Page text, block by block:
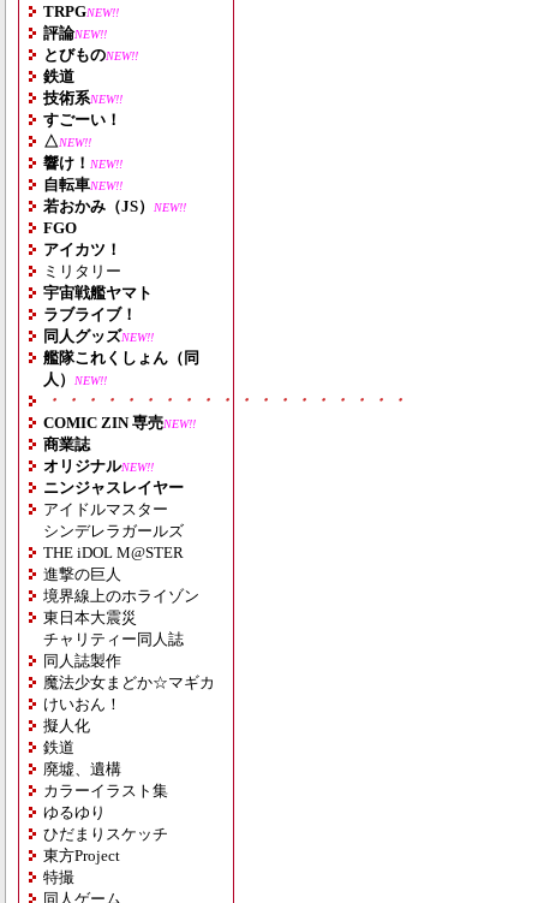
TRPGNEW!!
評論NEW!!
とびものNEW!!
鉄道
技術系NEW!!
すごーい！
△NEW!!
響け！ NEW!!
自転車NEW!!
若おかみ（JS） NEW!!
FGO
アイカツ！
ミリタリー
宇宙戦艦ヤマト
ラブライブ！
同人グッズNEW!!
艦隊これくしょん（同
人）
NEW!!
・・・・・・・・・・・・・・・・・・・
COMIC ZIN 専売NEW!!
商業誌
オリジナルNEW!!
ニンジャスレイヤー
アイドルマスター
シンデレラガールズ
THE iDOL M@STER
進撃の巨人
境界線上のホライゾン
東日本大震災
チャリティー同人誌
同人誌製作
魔法少女まどか☆マギカ
けいおん！
擬人化
鉄道
廃墟、遺構
カラーイラスト集
ゆるゆり
ひだまりスケッチ
東方Project
特撮
同人ゲーム